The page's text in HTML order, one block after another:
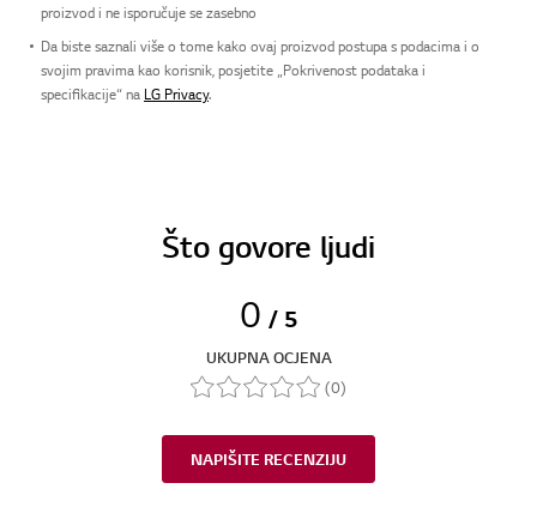
proizvod i ne isporučuje se zasebno
Da biste saznali više o tome kako ovaj proizvod postupa s podacima i o
svojim pravima kao korisnik, posjetite „Pokrivenost podataka i
specifikacije“ na LG Privacy.
Što govore ljudi
0 / 5
UKUPNA OCJENA
(0)
NAPIŠITE RECENZIJU